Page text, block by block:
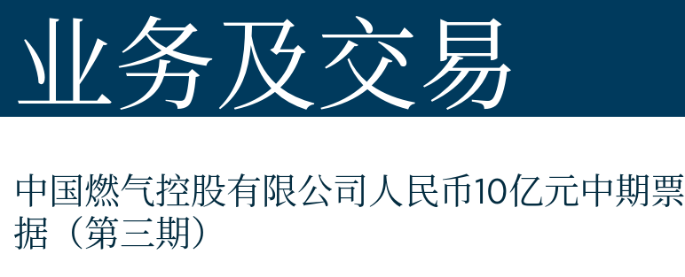
业务及交易
中国燃气控股有限公司人民币10亿元中期票
据（第三期）